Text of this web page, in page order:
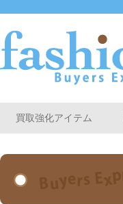
買取強化アイテム